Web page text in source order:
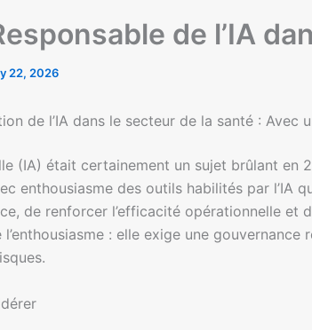
de l’IA
22, 2026
de l’IA dans le secteur de la santé :
(IA) était certainement un sujet brûlant
enthousiasme des outils habilités par l’IA
de renforcer l’efficacité opérationnelle et
: elle exige une